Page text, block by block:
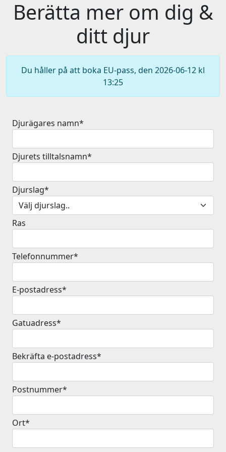
Berätta mer om dig &
ditt djur
Du håller på att boka EU-pass, den 2026-06-12 kl
13:25
Djurägares namn*
Djurets tilltalsnamn*
Djurslag*
Ras
Telefonnummer*
E-postadress*
Gatuadress*
Bekräfta e-postadress*
Postnummer*
Ort*